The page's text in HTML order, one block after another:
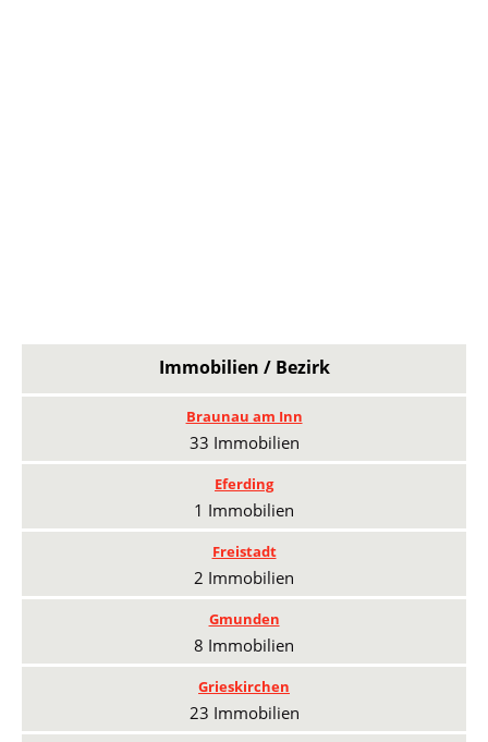
Immobilien / Bezirk
Braunau am Inn
33 Immobilien
Eferding
1 Immobilien
Freistadt
2 Immobilien
Gmunden
8 Immobilien
Grieskirchen
23 Immobilien